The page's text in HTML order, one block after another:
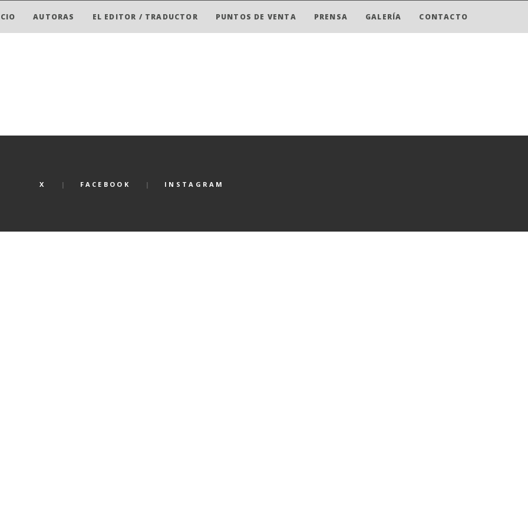
AUTORAS EL EDITOR / TRADUCTOR PUNTOS DE VENTA PRENSA GALERÍA CONTACTO
X FACEBOOK INSTAGRAM